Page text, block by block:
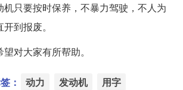
只要按时保养，不暴力驾驶，不人为
到报废。
对大家有所帮助。
： 动力 发动机 用字